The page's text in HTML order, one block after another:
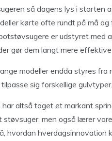
så dagens lys i starten
kørte ofte rundt på må
er udstyret med
gør dem langt mere
modeller endda styres
sig forskellige gulvtyper.
har altså taget et markant
støvsuger, men også lærer
hvordan hverdagsinnovation